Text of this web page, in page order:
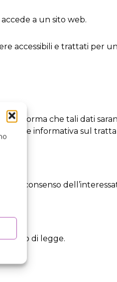
a un sito web.
accessibili e trattati per
e informa che tali dati
informativa sul
del consenso
di legge.